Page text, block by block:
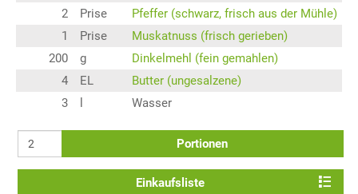
2
Prise
Pfeffer (schwarz, frisch aus der Mühle)
1
Prise
Muskatnuss (frisch gerieben)
200
g
Dinkelmehl (fein gemahlen)
4
EL
Butter (ungesalzene)
3
Wasser
Portionen
Einkaufsliste